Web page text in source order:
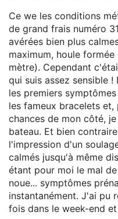
Ce we les conditions
de grand frais numéro
avérées bien plus
maximum, houle
mètre). Cependant
qui suis assez sensible
les premiers
les fameux bracelets
chances de mon côté,
bateau. Et bien
l'impression d'un
calmés jusqu'à même
étant pour moi le mal
noue... symptômes
instantanément. J'ai pu
fois dans le week-end